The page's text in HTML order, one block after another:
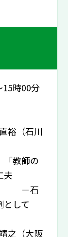
15時00分
裕（石川
夫
として
之（大阪